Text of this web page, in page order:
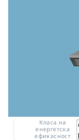
Класа на
енергетска
ефикасност